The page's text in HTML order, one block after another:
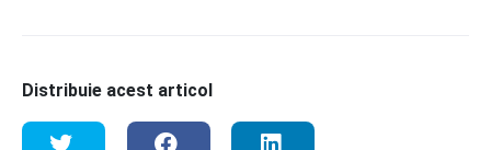
Distribuie acest articol